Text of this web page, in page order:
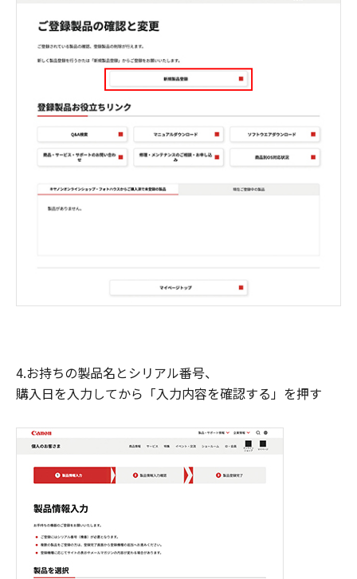
4.お持ちの製品名とシリアル番号、
購入日を入力してから「入力内容を確認する」を押す